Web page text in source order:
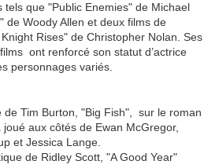
tels que "Public Enemies" de Michael
de Woody Allen et deux films de
Rises" de Christopher Nolan. Ses
ont renforcé son statut d’actrice
personnages variés.
de Tim Burton, "Big Fish", sur le roman
aux côtés de Ewan McGregor,
et Jessica Lange.
de Ridley Scott, "A Good Year"